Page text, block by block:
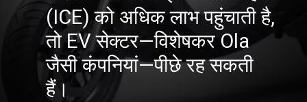
(ICE) को अधिक लाभ पहुंचाती है,
तो EV सेक्टर—विशेषकर Ola
जैसी कंपनियां—पीछे रह सकती
हैं।